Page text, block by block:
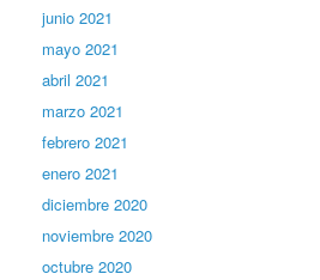
junio 2021
mayo 2021
abril 2021
marzo 2021
febrero 2021
enero 2021
diciembre 2020
noviembre 2020
octubre 2020